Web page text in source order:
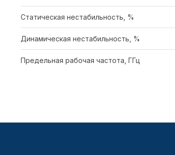
Статическая нестабильность, %
Динамическая нестабильность, %
Предельная рабочая частота, ГГц